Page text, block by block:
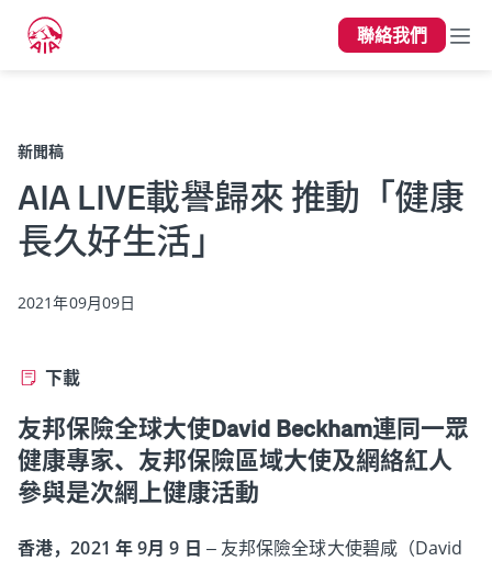
聯絡我們
新聞稿
AIA LIVE載譽歸來 推動「健康
長久好生活」
2021年09月09日
下載
友邦保險全球大使David Beckham連同一眾
健康專家、友邦保險區域大使及網絡紅人
參與是次網上健康活動
香港，2021 年 9月 9 日 – 友邦保險全球大使碧咸（David